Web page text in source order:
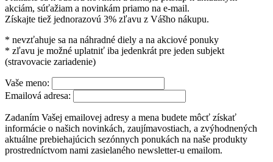
akciám, súťažiam a novinkám priamo na e-mail.
Získajte tiež jednorazovú 3% zľavu z Vášho nákupu.
* nevzťahuje sa na náhradné diely a na akciové ponuky
* zľavu je možné uplatniť iba jedenkrát pre jeden subjekt
(stravovacie zariadenie)
Vaše meno:
Emailová adresa:
Zadaním Vašej emailovej adresy a mena budete môcť získať
informácie o našich novinkách, zaujímavostiach, a zvýhodnených
aktuálne prebiehajúcich sezónnych ponukách na naše produkty
prostredníctvom nami zasielaného newsletter-u emailom.